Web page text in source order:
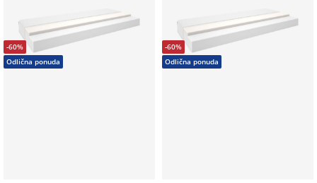
-60%
Odlična ponuda
-60%
Odlična ponuda